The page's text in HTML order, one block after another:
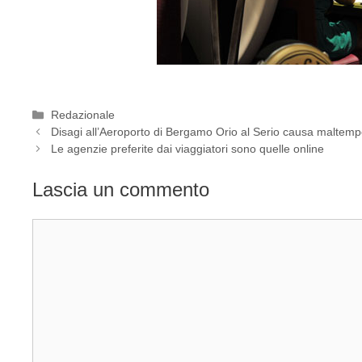
Categorie
Redazionale
Disagi all’Aeroporto di Bergamo Orio al Serio causa
Le agenzie preferite dai viaggiatori sono quelle online
Lascia un commento